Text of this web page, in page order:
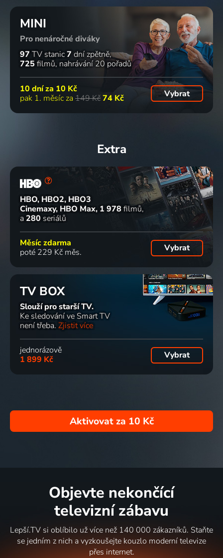
MINI
Pro nenáročné diváky
97 TV stanic7 dní zpětně
725 filmů nahrávání 20 pořadů
10 dní za 10 Kč
pak 1. měsíc za 149 Kč74 Kč Vybrat
Extra
HBO, HBO2, HBO3
Cinemaxy, HBO Max 1 978 filmů
a 280 seriálů
Měsíc zdarma
poté 229 Kč měs.
Vybrat
TV BOX
Slouží pro starší TV.
Ke sledování ve Smart TV
není třeba. Zjistit více
jednorázově
1 899 Kč
Vybrat
Aktivovat za 10 Kč
Objevte nekončící
televizní zábavu
Lepší.TV si oblíbilo už více než 140 000 zákazníků. Staňte
se jedním z nich a vyzkoušejte kouzlo moderní televize
přes internet.